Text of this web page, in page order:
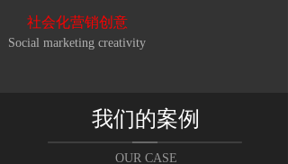
社会化营销创意
Social marketing creativity
我们的案例
OUR CASE